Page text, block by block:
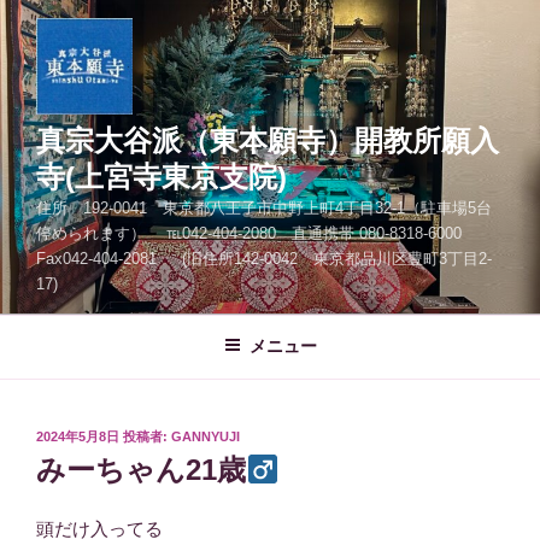
コ
ン
テ
ン
へ
ス
キ
ッ
プ
真宗大谷派（東本願寺）開教所願入
寺(上宮寺東京支院)
住所 192-0041 東京都八王子市中野上町4丁目32-1（駐車場5台
停められます） ℡042-404-2080 直通携帯 080-8318-6000
Fax042-404-2081 (旧住所142-0042 東京都品川区豊町3丁目2-
17)
メニュー
投
稿
日:
2024年5月8日 投稿者: GANNYUJI
みーちゃん21歳
頭だけ入ってる